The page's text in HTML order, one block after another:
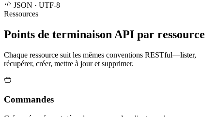
JSON · UTF-8
Ressources
Points de terminaison API par ressource
Chaque ressource suit les mêmes conventions RESTful—lister,
récupérer, créer, mettre à jour et supprimer.
Commandes